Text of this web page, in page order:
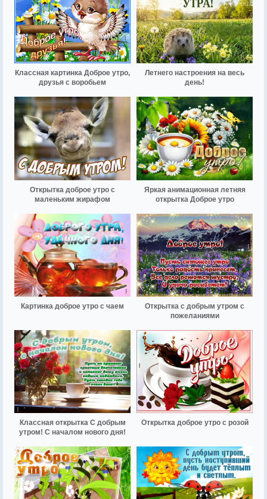
Классная картинка Доброе утро,
друзья с воробьем
Летнего настроения на весь
день!
Открытка доброе утро с
маленьким жирафом
Яркая анимационная летняя
открытка Доброе утро
Картинка доброе утро с чаем
Открытка с добрым утром с
пожеланиями
Классная открытка С добрым
утром! С началом нового дня!
Открытка доброе утро с розой